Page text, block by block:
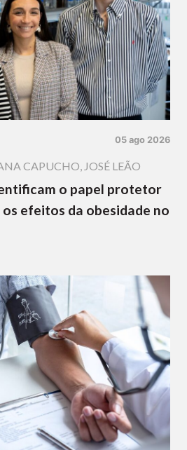
05 ago 2026
CAPUCHO, JOSÉ LEÃO
o papel protetor
efeitos da obesidade no